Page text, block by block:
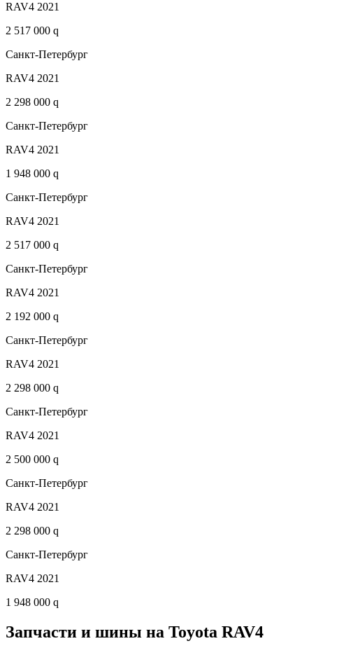
RAV4 2021
2 517 000 q
Санкт-Петербург
RAV4 2021
2 298 000 q
Санкт-Петербург
RAV4 2021
1 948 000 q
Санкт-Петербург
RAV4 2021
2 517 000 q
Санкт-Петербург
RAV4 2021
2 192 000 q
Санкт-Петербург
RAV4 2021
2 298 000 q
Санкт-Петербург
RAV4 2021
2 500 000 q
Санкт-Петербург
RAV4 2021
2 298 000 q
Санкт-Петербург
RAV4 2021
1 948 000 q
Запчасти и шины на Toyota RAV4